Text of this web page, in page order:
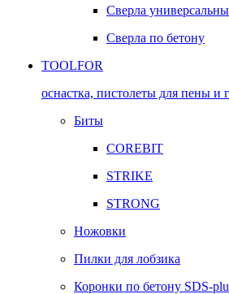
Сверла
Сверла по бетону
TOOLFOR
оснастка, пистолеты для пены и
Биты
COREBIT
STRIKE
STRONG
Ножовки
Пилки для лобзика
Коронки по бетону SDS-